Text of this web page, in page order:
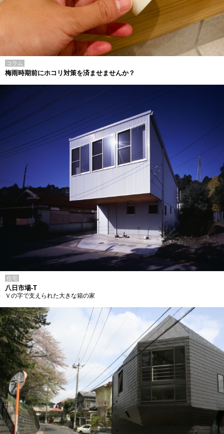
コラム
梅雨時期前にホコリ対策を済ませませんか？
住宅
八日市場-T
Ｖの字で支えられた大きな箱の家